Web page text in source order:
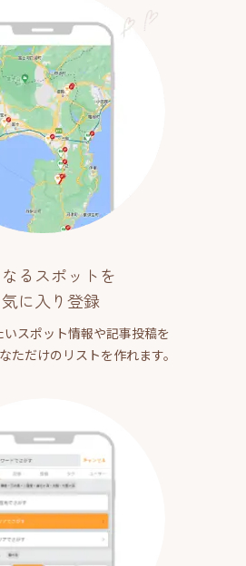
るスポットを
に入り登録
いスポット情報や記事投稿を
ただけのリストを作れます。